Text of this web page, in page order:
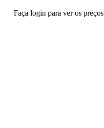
Faça login para ver os preços